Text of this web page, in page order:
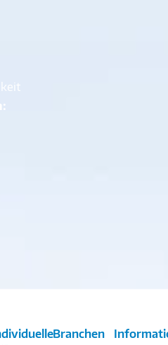
Branchen